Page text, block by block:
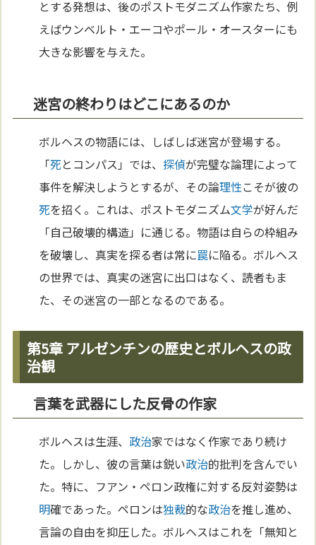
とする発想は、後のポストモダニズム作家たち、例
えばウンベルト・エーコやポール・オースターにも
大きな影響を与えた。
迷宮の終わりはどこにあるのか
ボルヘスの物語には、しばしば迷宮が登場する。
「死とコンパス」では、探偵が完璧な論理によって
事件を解決しようとするが、その論理性こそが彼の
死を招く。これは、ポストモダニズム文学が好んだ
「自己破壊的構造」に通じる。物語は自らの枠組み
を破壊し、真実を探る者は常に罠に陥る。ボルヘス
の世界では、真実の迷宮に出口はなく、読者もま
た、その迷宮の一部となるのである。
第5章 アルゼンチンの歴史とボルヘスの政
治観
言葉を武器にした反骨の作家
ボルヘスは生涯、 政治家ではなく作家であり続け
た。しかし、彼の言葉は鋭い政治的批判を含んでい
た。特に、フアン・ペロン政権に対する反対姿勢は
明確であった。ペロンは独裁的な政治を推し進め、
言論の自由を抑圧した。ボルヘスはこれを「無知と